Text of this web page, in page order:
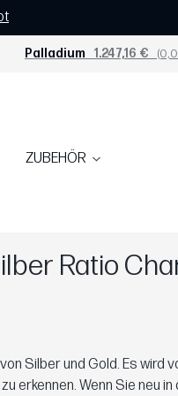
Palladium 1.247,16 €
ZUBEHÖR
Ratio
Silber und Gold. Es wird
erkennen. Wenn Sie neu in